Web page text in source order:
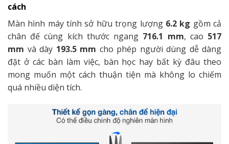
cách
Màn hình máy tính sở hữu trọng lượng 6.2 kg gồm cả
chân đế cùng kích thước ngang 716.1 mm, cao 517
mm và dày 193.5 mm cho phép người dùng dễ dàng
đặt ở các bàn làm việc, bàn học hay bất kỳ đâu theo
mong muốn một cách thuận tiện mà không lo chiếm
quá nhiều diện tích.